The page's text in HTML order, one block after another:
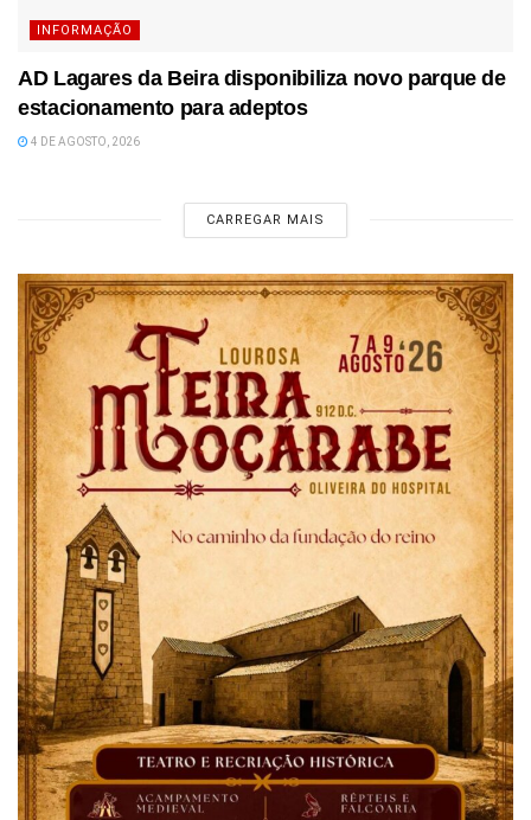
INFORMAÇÃO
AD Lagares da Beira disponibiliza novo parque de
estacionamento para adeptos
4 DE AGOSTO, 2026
CARREGAR MAIS